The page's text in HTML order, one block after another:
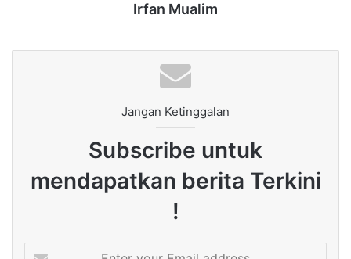
Irfan Mualim
Jangan Ketinggalan
Subscribe untuk
mendapatkan berita Terkini
!